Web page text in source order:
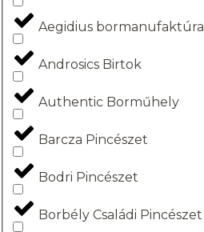
Aegidius bormanufaktúra
Androsics Birtok
Authentic Borműhely
Barcza Pincészet
Bodri Pincészet
Borbély Családi Pincészet